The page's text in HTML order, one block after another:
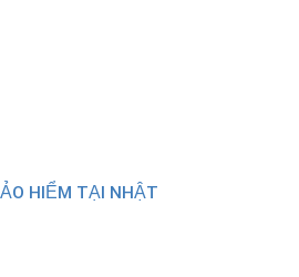
HIỂM TẠI NHẬT